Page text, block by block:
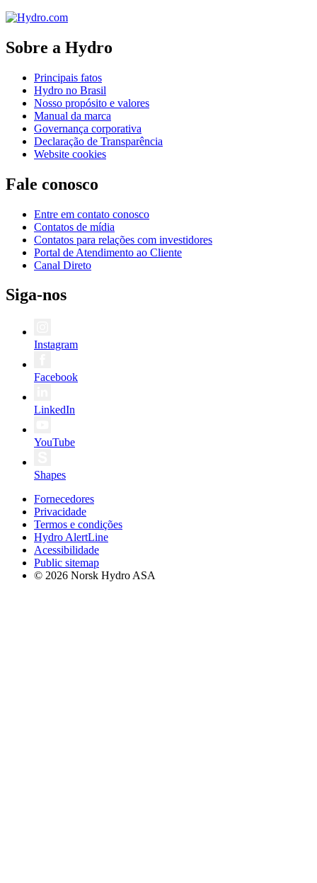
Sobre a Hydro
Principais fatos
Hydro no Brasil
Nosso propósito e valores
Manual da marca
Governança corporativa
Declaração de Transparência
Website cookies
Fale conosco
Entre em contato conosco
Contatos de mídia
Contatos para relações com investidores
Portal de Atendimento ao Cliente
Canal Direto
Siga-nos
Instagram
Facebook
LinkedIn
YouTube
Shapes
Fornecedores
Privacidade
Termos e condições
Hydro AlertLine
Acessibilidade
Public sitemap
© 2026 Norsk Hydro ASA